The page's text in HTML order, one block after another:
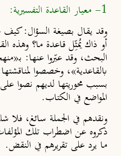
1- معيار القاعدة التفسيرية:
وقد يقال بصيغة السؤال:
أو ذاك يُمثِّل قاعدة ما؟ وهذه
البحث، وقد عبّروا عنها:
بالقاعدية»، وخصصوا
بسبب محوريتها لديهم نصوا
المواضع في الكتاب.
ونقدهم في الجملة سائغ، فلا
ذكروه عن اضطراب تلك
ما يرد على تقريرهم في النقض.